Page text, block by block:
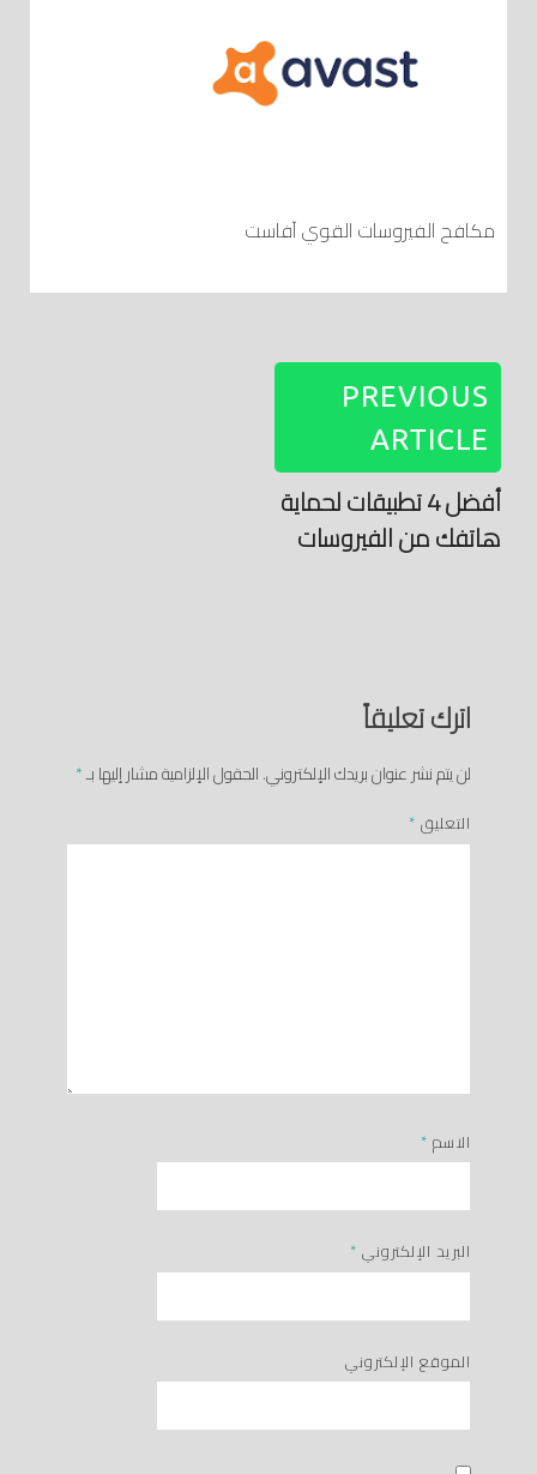
مكافح الفيروسات القوي آفاست
PREVIOUS
ARTICLE
أفضل 4 تطبيقات لحماية
هاتفك من الفيروسات
اترك تعليقاً
لن يتم نشر عنوان بريدك الإلكتروني.الحقول الإلزامية مشار إليها بـ*
التعليق *
الاسم *
البريد الإلكتروني *
الموقع الإلكتروني